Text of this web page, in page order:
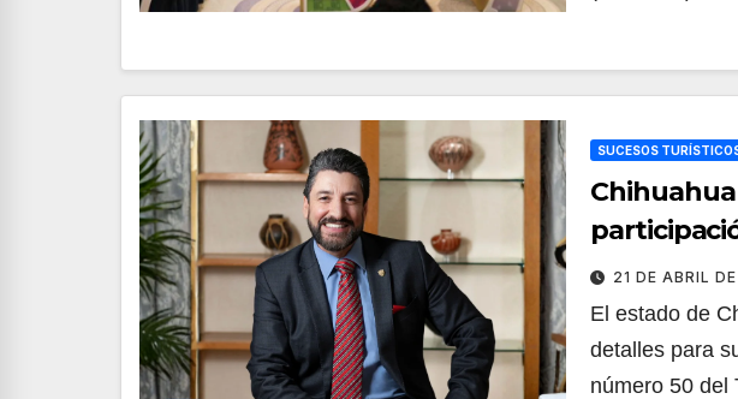
SUCESOS
Turístico
21 DE ABRIL
El estado de
detalles para
número 50 del